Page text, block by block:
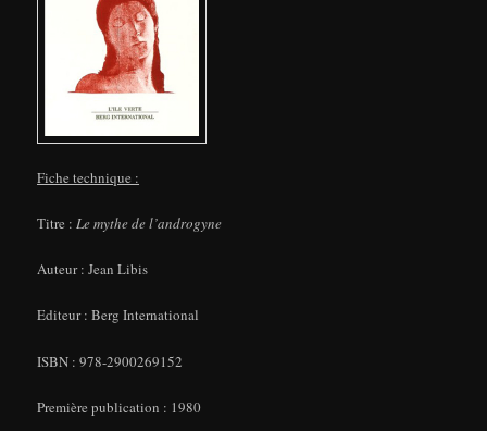
Fiche technique :
Titre :Le mythe de l’androgyne
Auteur : Jean Libis
Editeur : Berg International
ISBN : 978-2900269152
Première publication : 1980